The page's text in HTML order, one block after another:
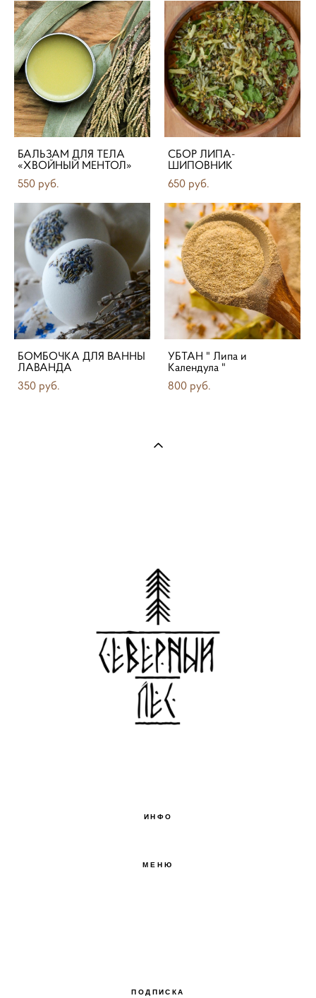
БАЛЬЗАМ ДЛЯ ТЕЛА
«ХВОЙНЫЙ МЕНТОЛ»
550 pуб.
СБОР ЛИПА-
ШИПОВНИК
650 pуб.
БОМБОЧКА ДЛЯ ВАННЫ
ЛАВАНДА
350 pуб.
УБТАН " Липа и
Календула "
800 pуб.
ИНФО
МЕНЮ
ПОДПИСКА